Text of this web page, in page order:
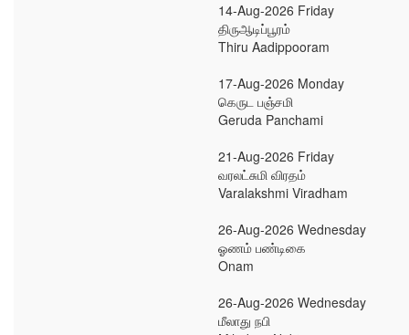
14-Aug-2026 Friday
திருஆடிப்பூரம்
Thiru Aadippooram
17-Aug-2026 Monday
கெருட பஞ்சமி
Geruda Panchami
21-Aug-2026 Friday
வரலட்சுமி விரதம்
Varalakshmi Viradham
26-Aug-2026 Wednesday
ஓணம் பண்டிகை
Onam
26-Aug-2026 Wednesday
மீலாது நபி